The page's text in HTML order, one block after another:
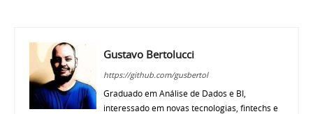
Gustavo Bertolucci
https://github.com/gusbertol
Graduado em Análise de Dados e BI,
interessado em novas tecnologias, fintechs e